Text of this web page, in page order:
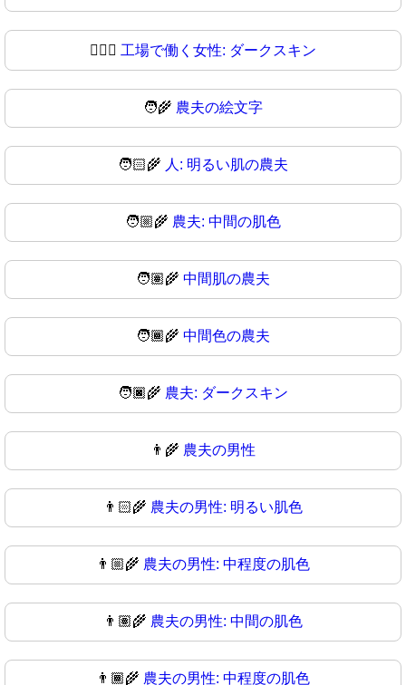
👩🏿‍⚖ 工場で働く女性: ダークスキン
🧑‍🌾 農夫の絵文字
🧑🏻‍🌾 人: 明るい肌の農夫
🧑🏼‍🌾 農夫: 中間の肌色
🧑🏽‍🌾 中間肌の農夫
🧑🏾‍🌾 中間色の農夫
🧑🏿‍🌾 農夫: ダークスキン
👨‍🌾 農夫の男性
👨🏻‍🌾 農夫の男性: 明るい肌色
👨🏼‍🌾 農夫の男性: 中程度の肌色
👨🏽‍🌾 農夫の男性: 中間の肌色
👨🏾‍🌾 農夫の男性: 中程度の肌色